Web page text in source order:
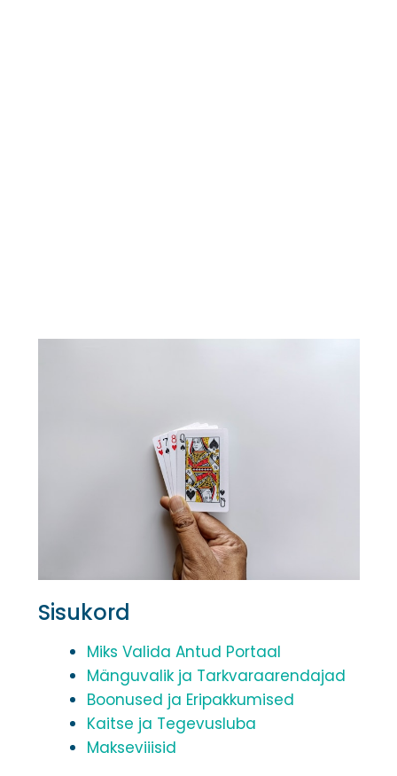
Sisukord
Miks Valida Antud Portaal
Mänguvalik ja Tarkvaraarendajad
Boonused ja Eripakkumised
Kaitse ja Tegevusluba
Makseviiisid